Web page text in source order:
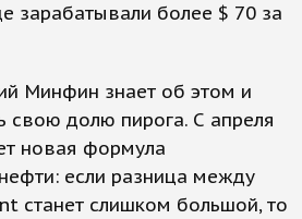
зарабатывали более $ 70 за
Минфин знает об этом и
свою долю пирога. С апреля
новая формула
если разница между
станет слишком большой, то